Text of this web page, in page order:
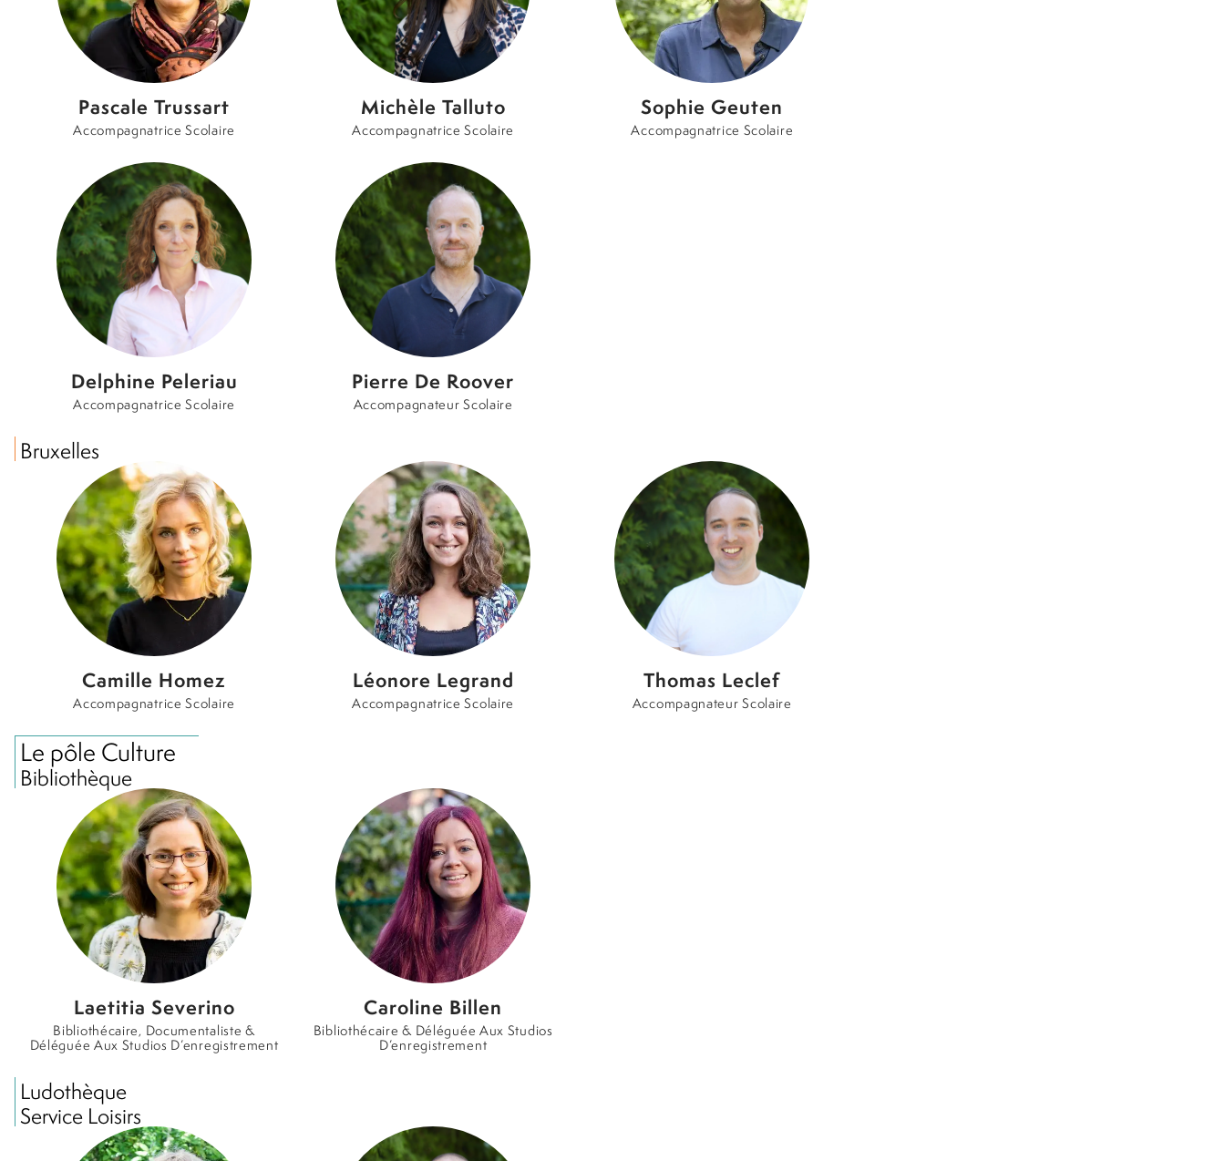
Pascale Trussart
Accompagnatrice Scolaire
Michèle Talluto
Accompagnatrice Scolaire
Sophie Geuten
Accompagnatrice Scolaire
Delphine Peleriau
Accompagnatrice Scolaire
Pierre De Roover
Accompagnateur Scolaire
Bruxelles
Camille Homez
Accompagnatrice Scolaire
Léonore Legrand
Accompagnatrice Scolaire
Thomas Leclef
Accompagnateur Scolaire
Le pôle Culture
Bibliothèque
Laetitia Severino
Bibliothécaire, Documentaliste &
Déléguée Aux Studios D’enregistrement
Caroline Billen
Bibliothécaire & Déléguée Aux Studios
D’enregistrement
Ludothèque
Service Loisirs